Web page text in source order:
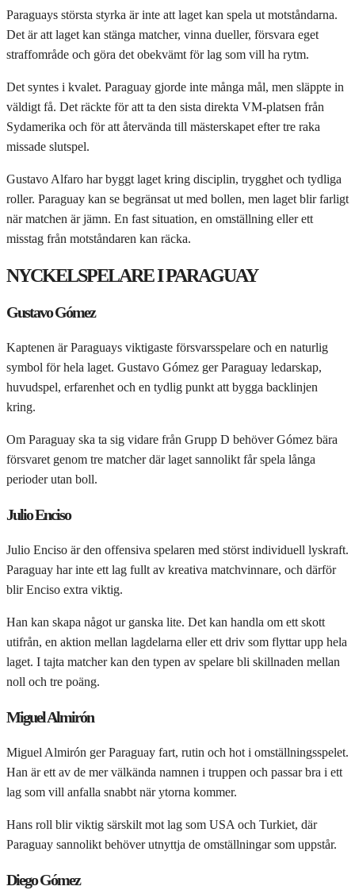
Paraguays största styrka är inte att laget kan spela ut motståndarna.
Det är att laget kan stänga matcher, vinna dueller, försvara eget
straffområde och göra det obekvämt för lag som vill ha rytm.
Det syntes i kvalet. Paraguay gjorde inte många mål, men släppte in
väldigt få. Det räckte för att ta den sista direkta VM-platsen från
Sydamerika och för att återvända till mästerskapet efter tre raka
missade slutspel.
Gustavo Alfaro har byggt laget kring disciplin, trygghet och tydliga
roller. Paraguay kan se begränsat ut med bollen, men laget blir farligt
när matchen är jämn. En fast situation, en omställning eller ett
misstag från motståndaren kan räcka.
NYCKELSPELARE I PARAGUAY
Gustavo Gómez
Kaptenen är Paraguays viktigaste försvarsspelare och en naturlig
symbol för hela laget. Gustavo Gómez ger Paraguay ledarskap,
huvudspel, erfarenhet och en tydlig punkt att bygga backlinjen
kring.
Om Paraguay ska ta sig vidare från Grupp D behöver Gómez bära
försvaret genom tre matcher där laget sannolikt får spela långa
perioder utan boll.
Julio Enciso
Julio Enciso är den offensiva spelaren med störst individuell lyskraft.
Paraguay har inte ett lag fullt av kreativa matchvinnare, och därför
blir Enciso extra viktig.
Han kan skapa något ur ganska lite. Det kan handla om ett skott
utifrån, en aktion mellan lagdelarna eller ett driv som flyttar upp hela
laget. I tajta matcher kan den typen av spelare bli skillnaden mellan
noll och tre poäng.
Miguel Almirón
Miguel Almirón ger Paraguay fart, rutin och hot i omställningsspelet.
Han är ett av de mer välkända namnen i truppen och passar bra i ett
lag som vill anfalla snabbt när ytorna kommer.
Hans roll blir viktig särskilt mot lag som USA och Turkiet, där
Paraguay sannolikt behöver utnyttja de omställningar som uppstår.
Diego Gómez